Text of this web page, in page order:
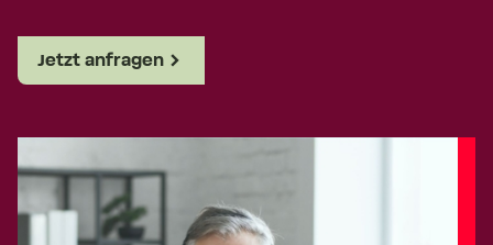
Jetzt anfragen